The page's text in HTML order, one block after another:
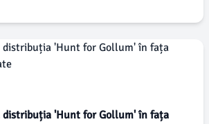
distribuția 'Hunt for Gollum' în fața